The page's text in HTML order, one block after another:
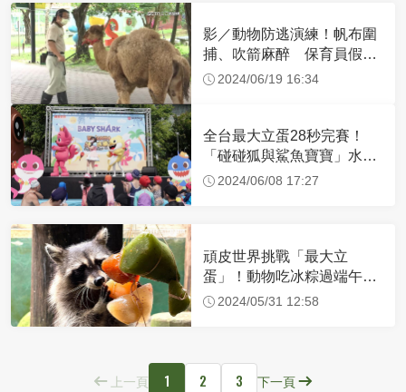
影／動物防逃演練！帆布圍
捕、吹箭麻醉 保育員假扮
超逼真
2024/06/19 16:34
全台最大立蛋28秒完賽！
「碰碰狐與鯊魚寶寶」水上
見面會6/9台南登場
2024/06/08 17:27
頑皮世界挑戰「最大立
蛋」！動物吃冰粽過端午
6／9來看Baby Shark
2024/05/31 12:58
上一頁 1 2 3 下一頁